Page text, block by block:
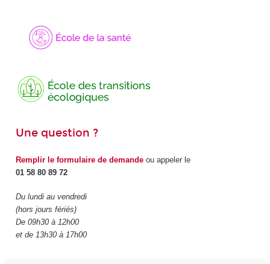
Une question ?
Remplir le formulaire de demandeou appeler le
01 58 80 89 72
Du lundi au vendredi
(hors jours fériés)
De 09h30 à 12h00
et de 13h30 à 17h00